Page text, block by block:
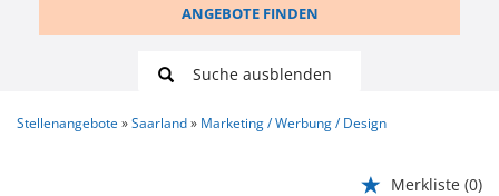
ANGEBOTE FINDEN
Suche ausblenden
Stellenangebote Saarland Marketing / Werbung / Design
Merkliste (0)